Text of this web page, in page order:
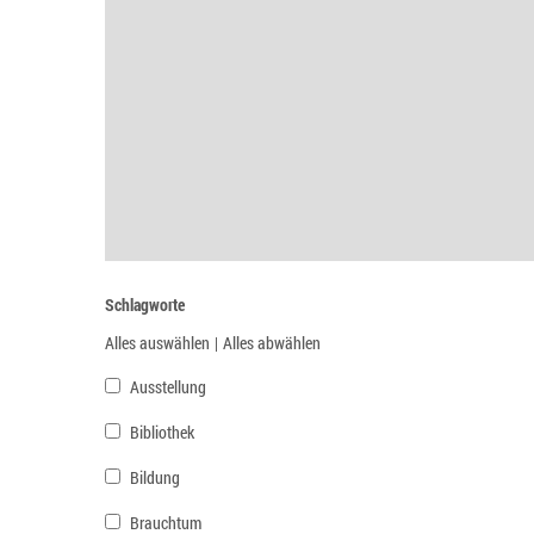
Schlagworte
Alles auswählen | Alles abwählen
Ausstellung
Bibliothek
Bildung
Brauchtum